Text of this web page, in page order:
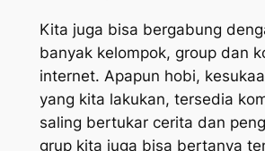
Kita juga bisa bergabung
banyak kelompok, group dan
internet. Apapun hobi,
yang kita lakukan, tersedia
saling bertukar cerita dan
grup kita juga bisa bertanya